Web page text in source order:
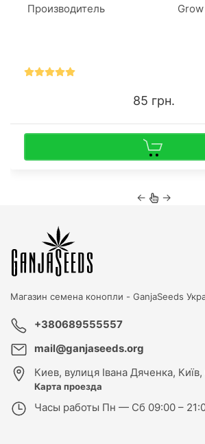
Производитель
85 грн.
← →
Магазин семена конопли - GanjaSeeds
+380689555557
mail@ganjaseeds.org
Киев, вулиця Івана Дяченка,
Карта проезда
Часы работы Пн — Сб 09:00 –